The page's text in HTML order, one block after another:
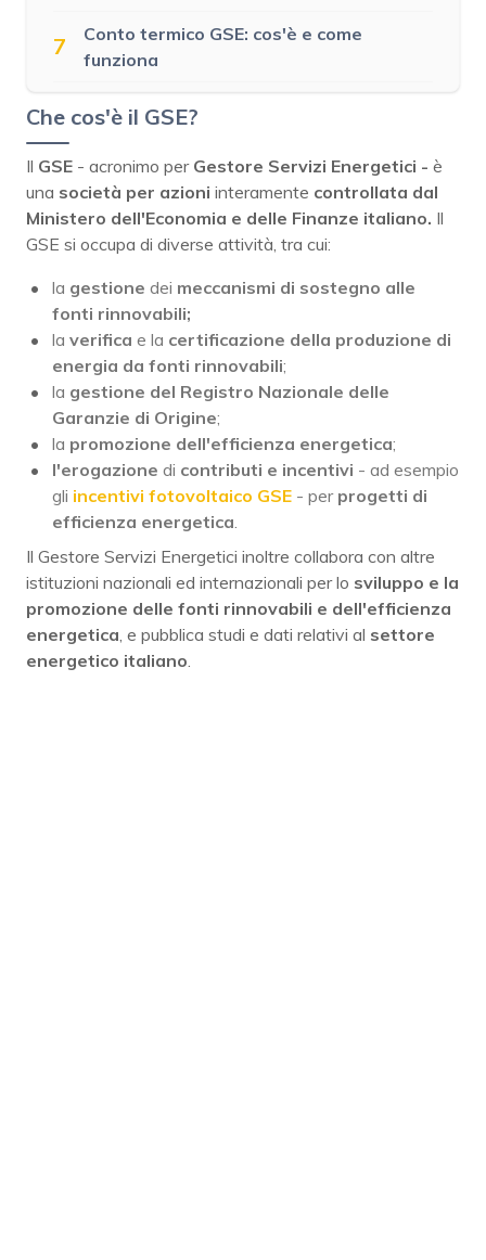
7
Conto termico GSE: cos'è e come
funziona
Che cos'è il GSE?
Il GSE - acronimo per Gestore Servizi Energetici - è
una società per azioni interamente controllata dal
Ministero dell'Economia e delle Finanze italiano. Il
GSE si occupa di diverse attività, tra cui:
la gestione dei meccanismi di sostegno alle
fonti rinnovabili;
la verifica e la certificazione della produzione di
energia da fonti rinnovabili;
la gestione del Registro Nazionale delle
Garanzie di Origine;
la promozione dell'efficienza energetica;
l'erogazione di contributi e incentivi - ad esempio
gli incentivi fotovoltaico GSE - perprogetti di
efficienza energetica
Il Gestore Servizi Energetici inoltre collabora con altre
istituzioni nazionali ed internazionali per lo sviluppo e la
promozione delle fonti rinnovabili e dell'efficienza
energetica , e pubblica studi e dati relativi al settore
energetico italiano